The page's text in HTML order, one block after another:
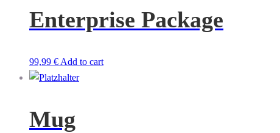
Enterprise Package
99,99 € Add to cart
Mug